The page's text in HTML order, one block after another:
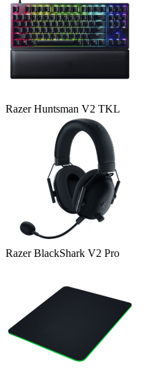
Razer Huntsman V2 TKL
Razer BlackShark V2 Pro